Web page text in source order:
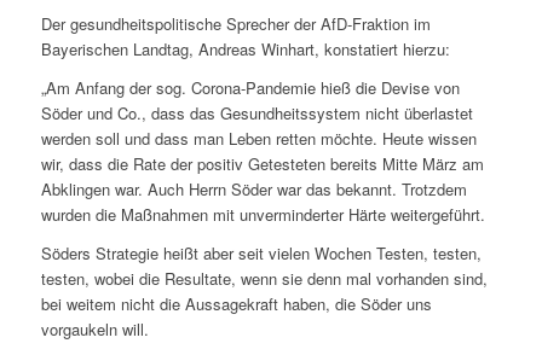
Der gesundheitspolitische Sprecher der AfD-Fraktion im
Bayerischen Landtag, Andreas Winhart, konstatiert hierzu:
„Am Anfang der sog. Corona-Pandemie hieß die Devise von
Söder und Co., dass das Gesundheitssystem nicht überlastet
werden soll und dass man Leben retten möchte. Heute wissen
wir, dass die Rate der positiv Getesteten bereits Mitte März am
Abklingen war. Auch Herrn Söder war das bekannt. Trotzdem
wurden die Maßnahmen mit unverminderter Härte weitergeführt.
Söders Strategie heißt aber seit vielen Wochen Testen, testen,
testen, wobei die Resultate, wenn sie denn mal vorhanden sind,
bei weitem nicht die Aussagekraft haben, die Söder uns
vorgaukeln will.